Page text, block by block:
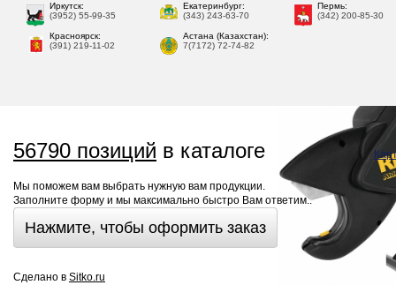
Иркутск:
(3952) 55-99-35
Екатеринбург:
(343) 243-63-70
Пермь:
(342) 200-85-30
Красноярск:
(391) 219-11-02
Астана (Казахстан):
7(7172) 72-74-82
56790 позиций в каталоге
Мы поможем вам выбрать нужную вам продукции.
Заполните форму и мы максимально быстро Вам ответим..
Нажмите, чтобы оформить заказ
Сделано в Sitko.ru